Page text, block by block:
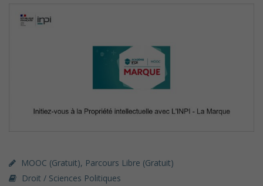
MOOC (gratuit), Parcours Libre (gratuit)
Droit / Sciences Politiques